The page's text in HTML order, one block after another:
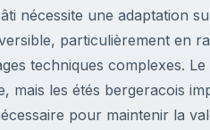
nécessite une adaptation
particulièrement en
techniques complexes.
mais les étés bergeracois
pour maintenir la